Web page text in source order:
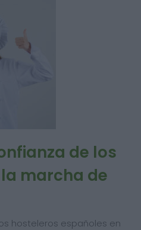
de los
marcha de
hosteleros españoles en